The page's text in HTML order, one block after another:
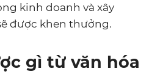
kinh doanh và xây
được khen thưởng.
gì từ văn hóa